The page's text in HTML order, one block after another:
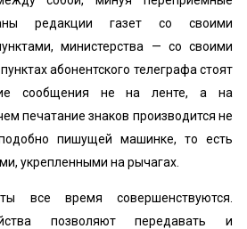
редакции газет со своими
министерства — со своими
абонентского телеграфа стоят
сообщения не на ленте, а на
печатание знаков производится не
пишущей машинке, то есть
укрепленными на рычагах.
все время совершенствуются.
позволяют передавать и